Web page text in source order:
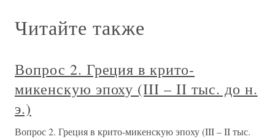
Читайте также
Вопрос 2. Греция в крито-
микенскую эпоху (III – II тыс. до н.
э.)
Вопрос 2. Греция в крито-микенскую эпоху (III – II тыс.